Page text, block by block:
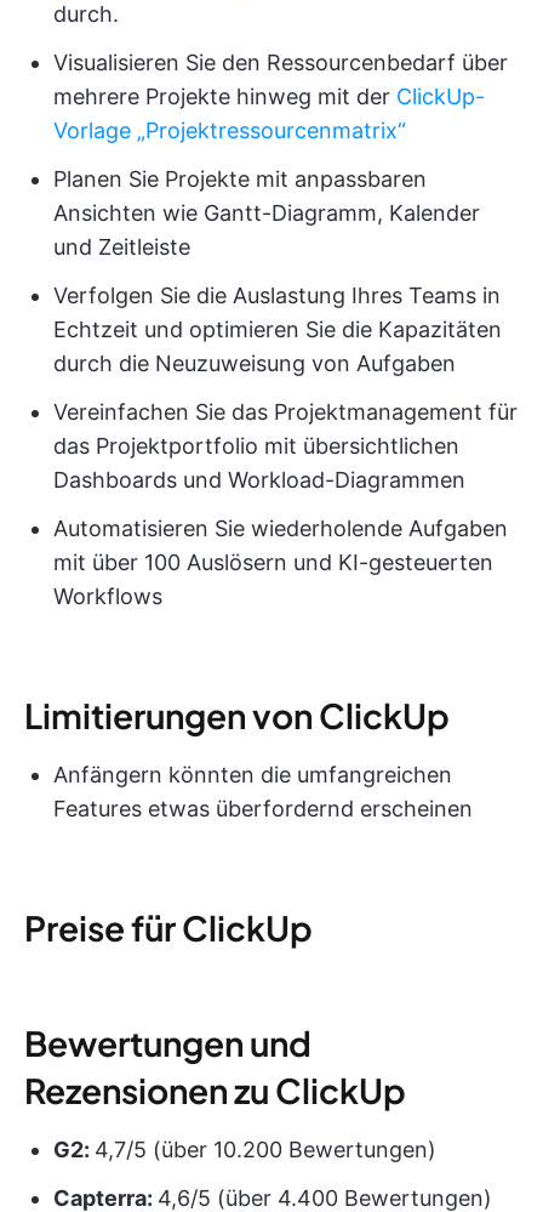
durch.
Visualisieren Sie den Ressourcenbedarf über
mehrere Projekte hinweg mit der ClickUp-
Vorlage „Projektressourcenmatrix“
Planen Sie Projekte mit anpassbaren
Ansichten wie Gantt-Diagramm, Kalender
und Zeitleiste
Verfolgen Sie die Auslastung Ihres Teams in
Echtzeit und optimieren Sie die Kapazitäten
durch die Neuzuweisung von Aufgaben
Vereinfachen Sie das Projektmanagement für
das Projektportfolio mit übersichtlichen
Dashboards und Workload-Diagrammen
Automatisieren Sie wiederholende Aufgaben
mit über 100 Auslösern und KI-gesteuerten
Workflows
Limitierungen von ClickUp
Anfängern könnten die umfangreichen
Features etwas überfordernd erscheinen
Preise für ClickUp
Bewertungen und
Rezensionen zu ClickUp
G2: 4,7/5 (über 10.200 Bewertungen)
Capterra: 4,6/5 (über 4.400 Bewertungen)